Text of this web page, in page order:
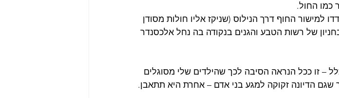
כמו החול.
למישור החוף דרך הנילוס (שניקז אליו חולות מסודן
של רשות הטבע והגנים בנקודה בה נחל אלכסנדר
– זו ככל הנראה הסיבה לכך שהילדים שלי מסוגלים
הדיונה זקוקה למגע בני אדם – אחרת היא תתאבן.